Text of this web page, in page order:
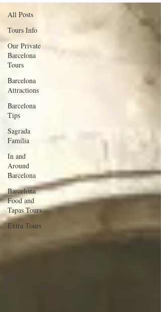
All Posts
Tours Info
Our Private
Barcelona
Tours
Barcelona
Attractions
Barcelona
Tips
Sagrada
Família
In and
Around
Barcelona
Barcelona
Food and
Tapas Tours
Extra Tours